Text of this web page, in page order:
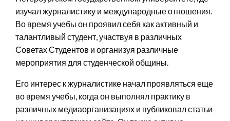
изучал журналистику и международные отношения.
Во время учебы он проявил себя как активный и
талантливый студент, участвуя в различных
Советах Студентов и организуя различные
мероприятия для студенческой общины.
Его интерес к журналистике начал проявляться еще
во время учебы, когда он выполнял практику в
различных медиаорганизациях и публиковал статьи